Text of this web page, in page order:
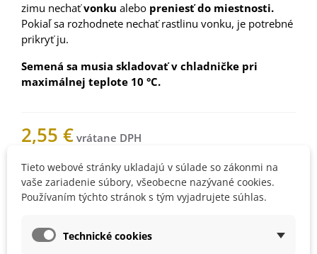
zimu nechaťvonku alebo preniesť do miestnosti.
Pokiaľ sa rozhodnete nechať rastlinu vonku, je potrebné
prikryť ju.
Semená sa musia skladovať v chladničke pri
maximálnej teplote 10 °C.
2,55 €
Nemáme na sklade
Upozorníme vás, keď bude
Tieto webové stránky ukladajú v súlade so zákonmi na
vaše zariadenie súbory, všeobecne nazývané cookies.
Používaním týchto stránok s tým vyjadrujete súhlas.
Technické cookies